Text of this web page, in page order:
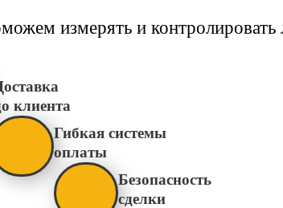
измерять и контролировать
клиента
Гибкая системы
оплаты
Безопасность
сделки